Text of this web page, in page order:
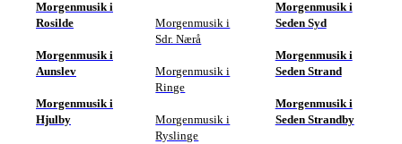
Morgenmusik i
Rosilde
Morgenmusik i
Aunslev
Morgenmusik i
Hjulby
Morgenmusik i
Sdr. Nærå
Morgenmusik i
Ringe
Morgenmusik i
Ryslinge
Morgenmusik i
Seden Syd
Morgenmusik i
Seden Strand
Morgenmusik i
Seden Strandby